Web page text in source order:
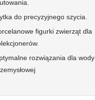
do precyzyjnego szycia.
figurki zwierząt dla
rozwiązania dla wody